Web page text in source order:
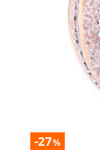
-27%